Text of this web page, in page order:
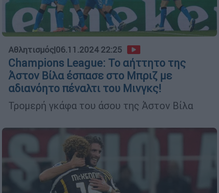
Αθλητισμός|06.11.2024 22:25
Champions League: Το αήττητο της
Άστον Βίλα έσπασε στο Μπριζ με
αδιανόητο πέναλτι του Μινγκς!
Τρομερή γκάφα του άσου της Άστον Βίλα